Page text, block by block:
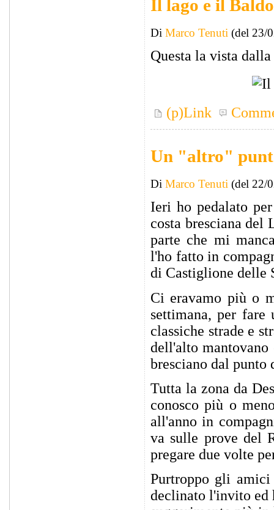
Il lago e il Baldo
Di Marco Tenuti (del 23/
Questa la vista
(p)Link
Un "altro"
Di Marco Tenuti (del 22/
Ieri ho pedalato
costa bresciana del
parte che mi
l'ho fatto in
di Castiglione delle
Ci eravamo più o
settimana, per fare
classiche strade e
dell'alto
bresciano dal
Tutta la zona da
conosco più o
all'anno in
va sulle prove del
pregare due volte
Purtroppo gli amici
declinato l'invito ed